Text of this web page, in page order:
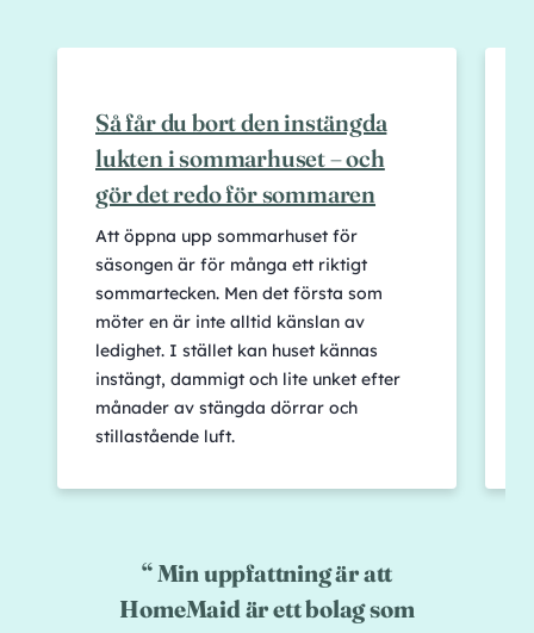
Så får du bort den instängda
lukten i sommarhuset – och
gör det redo för sommaren
Att öppna upp sommarhuset för
säsongen är för många ett riktigt
sommartecken. Men det första som
möter en är inte alltid känslan av
ledighet. I stället kan huset kännas
instängt, dammigt och lite unket efter
månader av stängda dörrar och
stillastående luft.
Min uppfattning är att
HomeMaid är ett bolag som